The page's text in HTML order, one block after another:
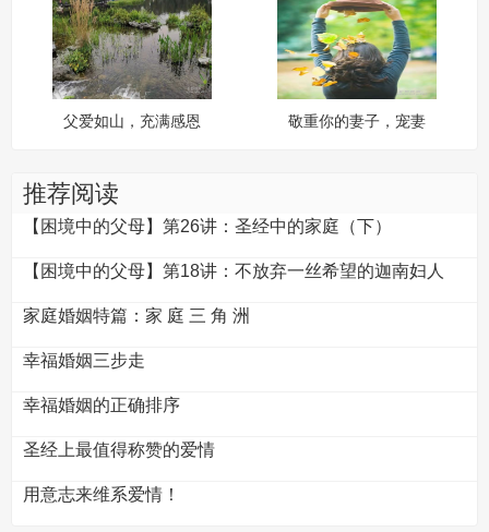
父爱如山，充满感恩
敬重你的妻子，宠妻
推荐阅读
【困境中的父母】第26讲：圣经中的家庭（下）
【困境中的父母】第18讲：不放弃一丝希望的迦南妇人
家庭婚姻特篇：家 庭 三 角 洲
幸福婚姻三步走
幸福婚姻的正确排序
圣经上最值得称赞的爱情
用意志来维系爱情！